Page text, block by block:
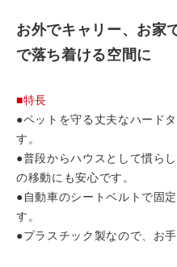
お外でキャリー、お家
で落ち着ける空間に
■特長
●ペットを守る丈夫なハード
す。
●普段からハウスとして慣ら
の移動にも安心です。
●自動車のシートベルトで固
す。
●プラスチック製なので、お手